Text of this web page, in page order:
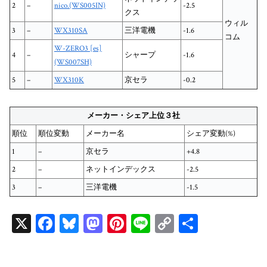
ウィル
コム
2 – nico.(WS005IN)
クス
-2.5
3 – WX310SA 三洋電機 -1.6
4 –
W-ZERO3 [es]
(WS007SH)
シャープ -1.6
5 – WX310K 京セラ -0.2
メーカー・シェア上位３社
順位
順位変動 メーカー名
シェア変動(%)
1
– 京セラ
+4.8
2
– ネットインデックス
-2.5
3
– 三洋電機 -1.5
X Fa Bl M Pi Li C